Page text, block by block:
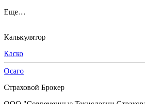
Еще…
Калькулятор
Каско
Осаго
Страховой Брокер